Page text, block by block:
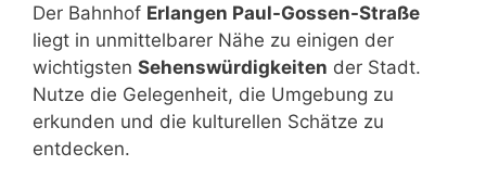
Der Bahnhof Erlangen Paul-Gossen-Straße
liegt in unmittelbarer Nähe zu einigen der
wichtigsten Sehenswürdigkeiten der Stadt.
Nutze die Gelegenheit, die Umgebung zu
erkunden und die kulturellen Schätze zu
entdecken.